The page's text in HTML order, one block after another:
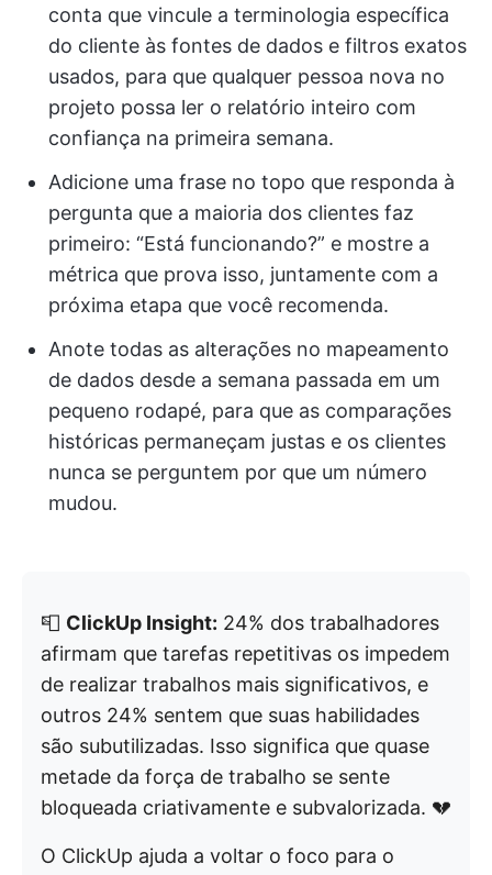
conta que vincule a terminologia específica
do cliente às fontes de dados e filtros exatos
usados, para que qualquer pessoa nova no
projeto possa ler o relatório inteiro com
confiança na primeira semana.
Adicione uma frase no topo que responda à
pergunta que a maioria dos clientes faz
primeiro: “Está funcionando?” e mostre a
métrica que prova isso, juntamente com a
próxima etapa que você recomenda.
Anote todas as alterações no mapeamento
de dados desde a semana passada em um
pequeno rodapé, para que as comparações
históricas permaneçam justas e os clientes
nunca se perguntem por que um número
mudou.
📮 ClickUp Insight: 24% dos trabalhadores
afirmam que tarefas repetitivas os impedem
de realizar trabalhos mais significativos, e
outros 24% sentem que suas habilidades
são subutilizadas. Isso significa que quase
metade da força de trabalho se sente
bloqueada criativamente e subvalorizada. 💔
O ClickUp ajuda a voltar o foco para o